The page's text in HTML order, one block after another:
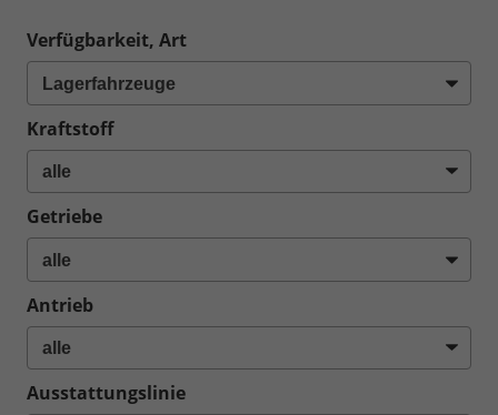
Verfügbarkeit, Art
Kraftstoff
Getriebe
Antrieb
Ausstattungslinie